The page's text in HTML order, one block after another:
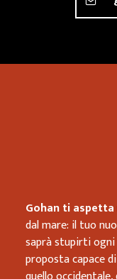
Gohan ti
dal mare: il tuo
saprà stupirti ogni
proposta capace